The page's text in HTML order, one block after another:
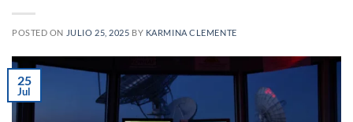
POSTED ON JULIO 25, 2025 BY KARMINA CLEMENTE
25
Jul